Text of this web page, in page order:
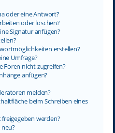
oder eine Antwort?
oder löschen?
Signatur anfügen?
erstellen?
Umfrage?
Foren nicht zugreifen?
anfügen?
melden?
beim Schreiben eines
werden?